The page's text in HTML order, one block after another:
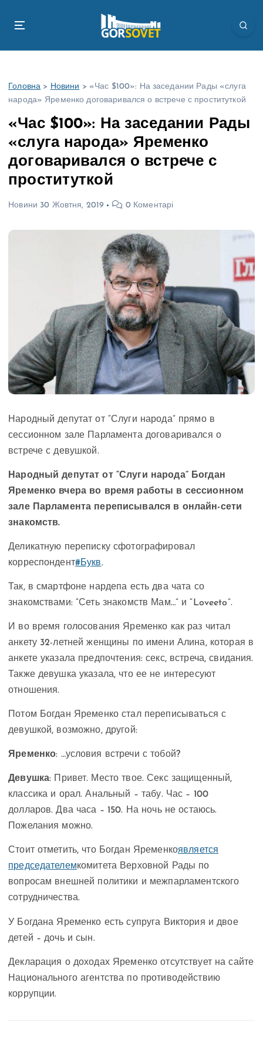
Головна > Новини > «Час $100»: На заседании Рады «слуга
народа» Яременко договаривался о встрече с проституткой
«Час $100»: На заседании Рады
«слуга народа» Яременко
договаривался о встрече с
проституткой
Новини 30 Жовтня, 2019 0 Коментарі
Народный депутат от “Слуги народа” прямо в
сессионном зале Парламента договаривался о
встрече с девушкой.
Народный депутат от “Слуги народа” Богдан
Яременко вчера во время работы в сессионном
зале Парламента переписывался в онлайн-сети
знакомств.
Деликатную переписку сфотографировал
корреспондент#Букв.
Так, в смартфоне нардепа есть два чата со
знакомствами: “Сеть знакомств Мам…” и “Loveeto”.
И во время голосования Яременко как раз читал
анкету 32-летней женщины по имени Алина, которая в
анкете указала предпочтения: секс, встреча, свидания.
Также девушка указала, что ее не интересуют
отношения.
Потом Богдан Яременко стал переписываться с
девушкой, возможно, другой:
Яременко: …условия встречи с тобой?
Девушка: Привет. Место твое. Секс защищенный,
классика и орал. Анальный – табу. Час – 100
долларов. Два часа – 150. На ночь не остаюсь.
Пожелания можно.
Стоит отметить, что Богдан Яременкоявляется
председателемкомитета Верховной Рады по
вопросам внешней политики и межпарламентского
сотрудничества.
У Богдана Яременко есть супруга Виктория и двое
детей – дочь и сын.
Декларация о доходах Яременко отсутствует на сайте
Национального агентства по противодействию
коррупции.